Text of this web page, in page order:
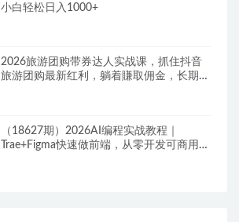
小白轻松日入1000+
2026旅游团购带券达人实战课，抓住抖音
旅游团购最新红利，躺着賺取佣金，长期稳
（18627期）2026AI编程实战教程｜
Trae+Figma快速做前端，从零开发可商用咖